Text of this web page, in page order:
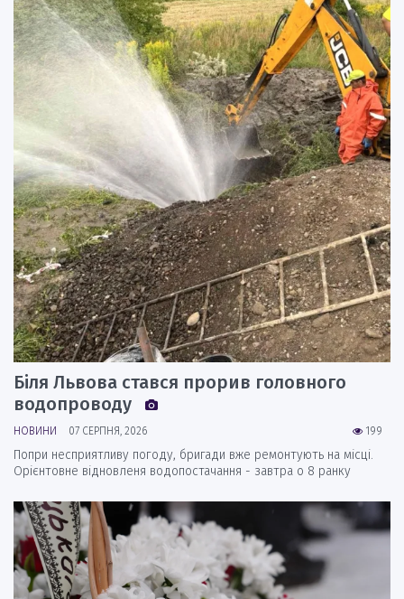
Біля Львова стався прорив головного
водопроводу
199
НОВИНИ 07 СЕРПНЯ, 2026
Попри несприятливу погоду, бригади вже ремонтують на місці.
Орієнтовне відновленя водопостачання - завтра о 8 ранку